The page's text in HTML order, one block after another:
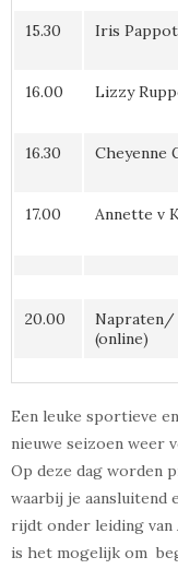
15.30 Iris Pappot
16.00 Lizzy
16.30 Cheyenne
17.00 Annette v
20.00
Napraten/
(online)
Een leuke sportieve
nieuwe seizoen weer
Op deze dag worden
waarbij je aansluitend
rijdt onder leiding van
is het mogelijk om